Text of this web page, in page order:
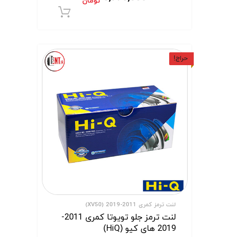
حراج!
لنت ترمز کمری 2011-2019 (XV50)
لنت ترمز جلو تویوتا کمری 2011-
2019 های کیو (HiQ)